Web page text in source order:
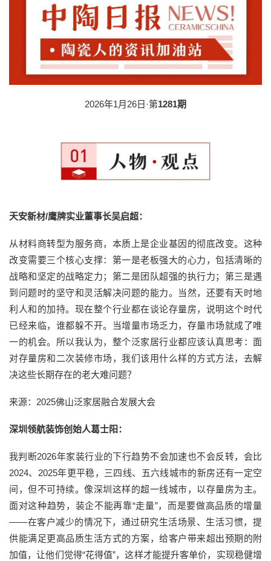
2026年1月26日·第1281期
天安新材/鹰牌实业董事长吴启超：
从材料商转型为服务商，本质上是企业基因的彻底改变。这种
改变需要三个核心支撑：第一是老板强大的心力，包括清晰的
战略和坚定的战略定力；第二是团队超强的执行力；第三是遇
到问题时的坚守和灵活解决问题的能力。当然，还要有天时地
利人和的加持。现在整个行业都在谈论存量房，说明这个时代
已经来临，谁都躲不开。当增量市场乏力，存量市场就成了唯
一的机会。所以我认为，整个泛家居行业都应该认真思考：面
对存量房和二次装修市场，我们该用什么样的方式方法，去解
决这些长期存在的老大难问题？
来源：2025佛山泛家居融合发展大会
深圳领航装饰创始人葛士阳：
我判断2026年家装行业的下行趋势不会加速也不会反转，会比
2024、2025年更平稳，三四线、五六线城市的新房还有一定空
间，但不可持续。像深圳这样的超一线城市，以存量房为主。
面对这种趋势，装企不能再靠“走量”，而是要做高品质的增量
——在客户减少的情况下，通过研究生活场景、生活习惯，提
供能满足更高品质生活方式的方案，给客户带来超出预期的附
加值，让他们觉得“花得值”，这样才能提升客单价，实现稳健增